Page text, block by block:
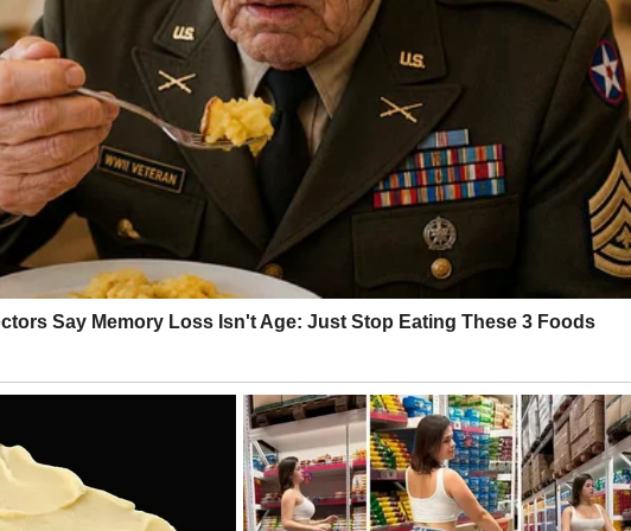
otvoreno pokažete svoja osećanja. Iskrenost može doneti veliko olakšanje.
ponosni na ono što jeste.
koliko su snažni kada se suoče sa izazovima. Naredni dani donose
hrabrost i samopouzdanje.
vas pomalo plaši, to je možda upravo znak da treba da je prihvatite.
savršenstvo u svemu.
sve bude pod kontrolom i savršeno organizovano. Međutim, zvezde vam